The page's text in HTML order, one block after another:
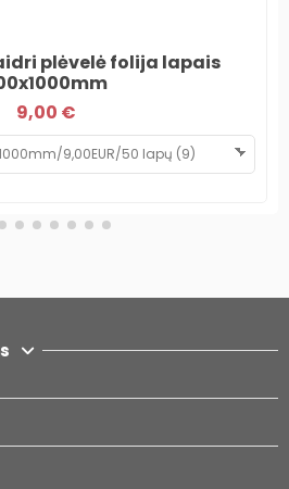
plėvelė folija lapais
9,00 €